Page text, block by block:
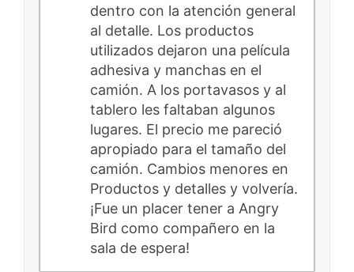
dentro con la atención general
al detalle. Los productos
utilizados dejaron una película
adhesiva y manchas en el
camión. A los portavasos y al
tablero les faltaban algunos
lugares. El precio me pareció
apropiado para el tamaño del
camión. Cambios menores en
Productos y detalles y volvería.
¡Fue un placer tener a Angry
Bird como compañero en la
sala de espera!